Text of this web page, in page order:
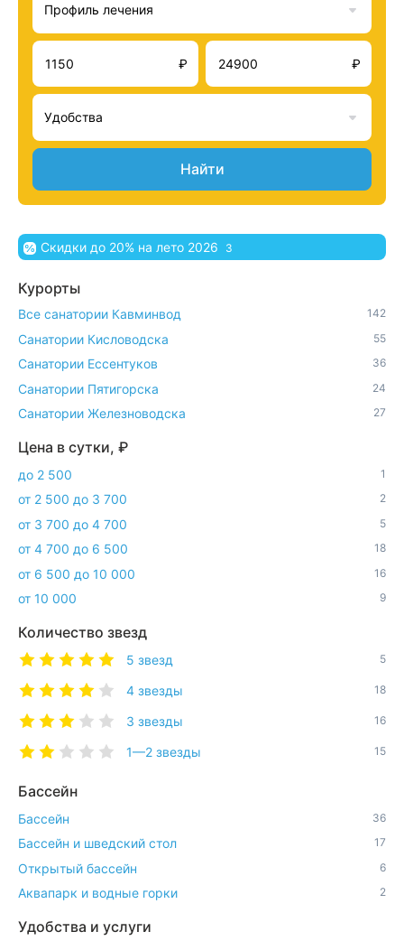
Профиль лечения
₽ ₽
Удобства
Найти
Скидки до 20% на лето 2026 3
Курорты
Все санатории Кавминвод 142
Санатории Кисловодска 55
Санатории Ессентуков 36
Санатории Пятигорска 24
Санатории Железноводска 27
Цена в сутки, ₽
до 2 500 1
от 2 500 до 3 700 2
от 3 700 до 4 700 5
от 4 700 до 6 500 18
от 6 500 до 10 000 16
от 10 000 9
Количество звезд
5 звезд 5
4 звезды 18
3 звезды 16
1—2 звезды 15
Бассейн
Бассейн 36
Бассейн и шведский стол 17
Открытый бассейн 6
Аквапарк и водные горки 2
Удобства и услуги